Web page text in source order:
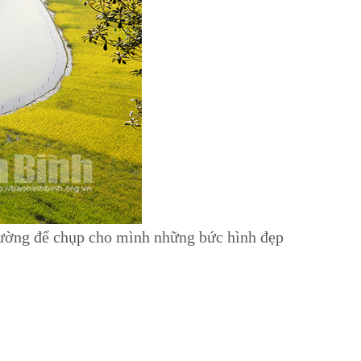
để chụp cho mình những bức hình đẹp